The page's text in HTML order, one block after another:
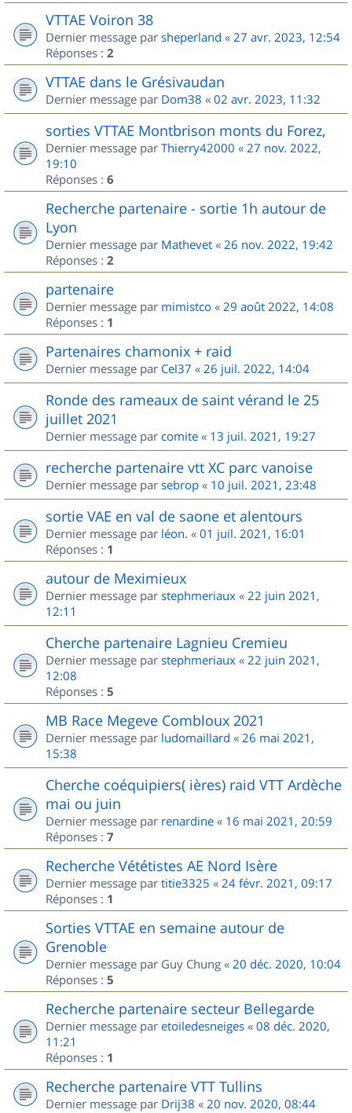
VTTAE Voiron 38
Dernier message par sheperland « 27 avr. 2023, 12:54
Réponses : 2
VTTAE dans le Grésivaudan
Dernier message par Dom38 « 02 avr. 2023, 11:32
sorties VTTAE Montbrison monts du Forez,
Dernier message par Thierry42000 « 27 nov. 2022,
19:10
Réponses : 6
Recherche partenaire - sortie 1h autour de
Lyon
Dernier message par Mathevet « 26 nov. 2022, 19:42
Réponses : 2
partenaire
Dernier message par mimistco « 29 août 2022, 14:08
Réponses : 1
Partenaires chamonix + raid
Dernier message par Cel37 « 26 juil. 2022, 14:04
Ronde des rameaux de saint vérand le 25
juillet 2021
Dernier message par comite « 13 juil. 2021, 19:27
recherche partenaire vtt XC parc vanoise
Dernier message par sebrop « 10 juil. 2021, 23:48
sortie VAE en val de saone et alentours
Dernier message par léon. « 01 juil. 2021, 16:01
Réponses : 1
autour de Meximieux
Dernier message par stephmeriaux « 22 juin 2021,
12:11
Cherche partenaire Lagnieu Cremieu
Dernier message par stephmeriaux « 22 juin 2021,
12:08
Réponses : 5
MB Race Megeve Combloux 2021
Dernier message par ludomaillard « 26 mai 2021,
15:38
Cherche coéquipiers( ières) raid VTT Ardèche
mai ou juin
Dernier message par renardine « 16 mai 2021, 20:59
Réponses : 7
Recherche Vététistes AE Nord Isère
Dernier message par titie3325 « 24 févr. 2021, 09:17
Réponses : 1
Sorties VTTAE en semaine autour de
Grenoble
Dernier message par Guy Chung « 20 déc. 2020, 10:04
Réponses : 5
Recherche partenaire secteur Bellegarde
Dernier message par etoiledesneiges « 08 déc. 2020,
11:21
Réponses : 1
Recherche partenaire VTT Tullins
Dernier message par Drij38 « 20 nov. 2020, 08:44